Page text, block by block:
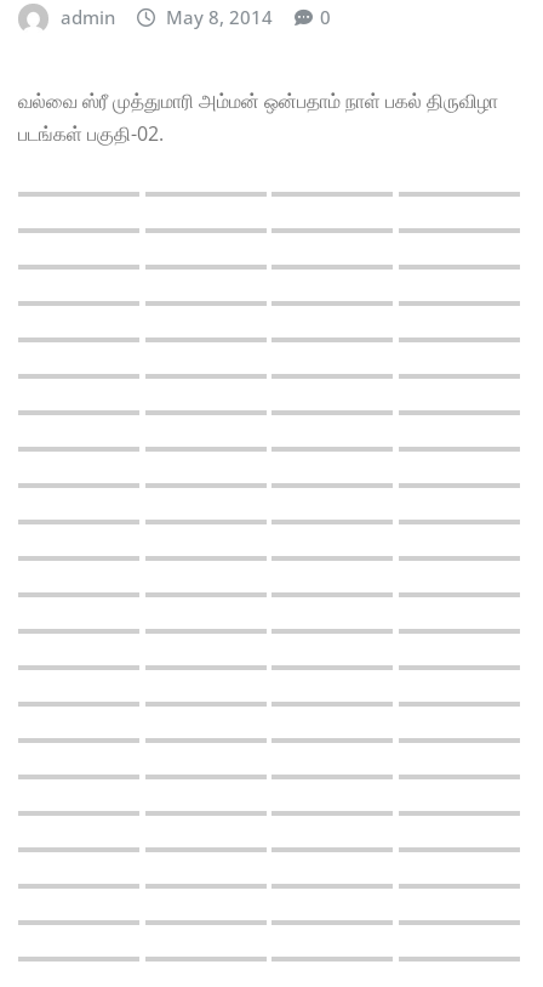
admin May 8, 2014 0
வல்வை ஸ்ரீ முத்துமாரி அம்மன் ஒன்பதாம் நாள் பகல் திருவிழா
படங்கள் பகுதி-02.